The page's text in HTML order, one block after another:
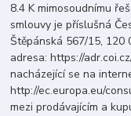
8.4 K mimosoudnímu
smlouvy je příslušná
Štěpánská 567/15, 120
adresa: https://
nacházející se na
http://ec.europa.eu/
mezi prodávajícím a